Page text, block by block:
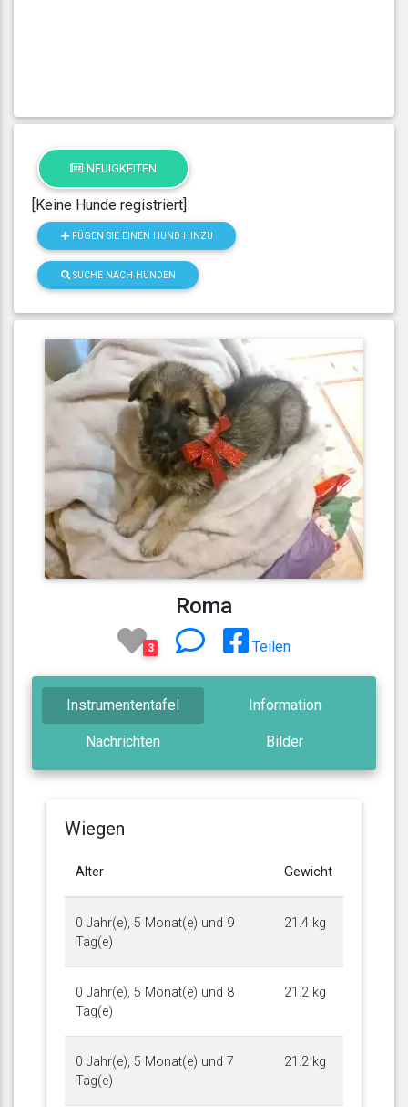
NEUIGKEITEN
[Keine Hunde registriert]
FÜGEN SIE EINEN HUND HINZU
SUCHE NACH HUNDEN
Roma
3 Teilen
Instrumententafel Information
Nachrichten Bilder
Wiegen
Alter Gewicht
0 Jahr(e), 5 Monat(e) und 9
Tag(e)
21.4 kg
0 Jahr(e), 5 Monat(e) und 8
Tag(e)
21.2 kg
0 Jahr(e), 5 Monat(e) und 7
Tag(e)
21.2 kg